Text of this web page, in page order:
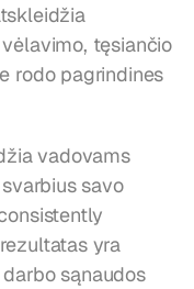
tęsiančio
rodo pagrindines
vadovams
savo
yra
sąnaudos